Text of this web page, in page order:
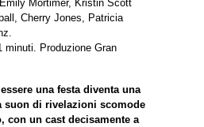
Mortimer, Kristin Scott
Cherry Jones, Patricia
minuti. Produzione Gran
una festa diventa una
suon di rivelazioni scomode
con un cast decisamente a